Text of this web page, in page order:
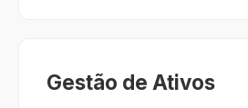
Gestão de Ativos